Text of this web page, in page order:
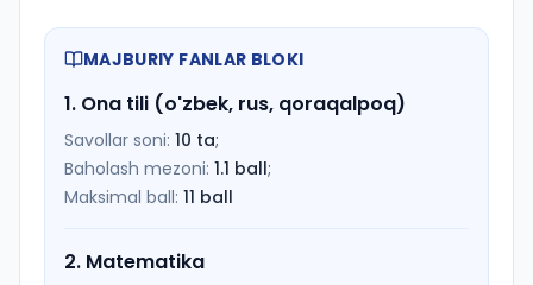
MAJBURIY FANLAR BLOKI
1. Ona tili (o'zbek, rus, qoraqalpoq)
Savollar soni: 10 ta;
Baholash mezoni: 1.1 ball;
Maksimal ball: 11 ball
2. Matematika